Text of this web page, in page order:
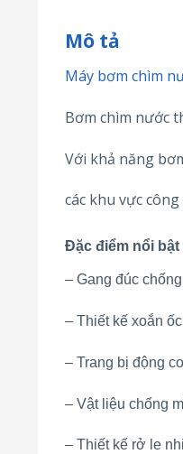
Mô tả
Máy bơm chìm
Bơm chìm nước
Với khả năng
các khu vực
Đặc điểm nổi
– Gang đúc
– Thiết kế xoắn
– Trang bị động
– Vật liệu chống
– Thiết kế rở le